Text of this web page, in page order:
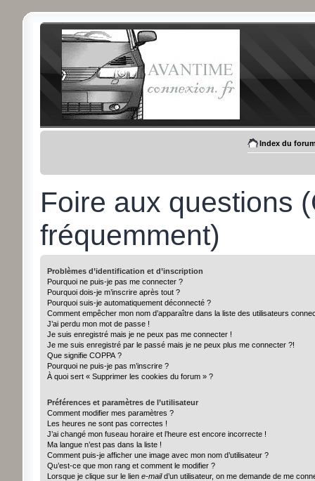
Index du
Foire aux questions
fréquemment)
Problèmes d’identification et d’inscription
Pourquoi ne puis-je pas me connecter ?
Pourquoi dois-je m’inscrire après tout ?
Pourquoi suis-je automatiquement déconnecté ?
Comment empêcher mon nom d’apparaître dans la liste des utilisateurs
J’ai perdu mon mot de passe !
Je suis enregistré mais je ne peux pas me connecter !
Je me suis enregistré par le passé mais je ne peux plus me connecter ?!
Que signifie COPPA ?
Pourquoi ne puis-je pas m’inscrire ?
À quoi sert « Supprimer les cookies du forum » ?
Préférences et paramètres de l’utilisateur
Comment modifier mes paramètres ?
Les heures ne sont pas correctes !
J’ai changé mon fuseau horaire et l’heure est encore incorrecte !
Ma langue n’est pas dans la liste !
Comment puis-je afficher une image avec mon nom d’utilisateur ?
Qu’est-ce que mon rang et comment le modifier ?
Lorsque je clique sur le lien e-maild’un utilisateur, on me demande de me